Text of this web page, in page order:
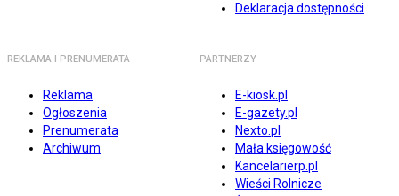
Deklaracja dostępności
REKLAMA I PRENUMERATA
Reklama
Ogłoszenia
Prenumerata
Archiwum
PARTNERZY
E-kiosk.pl
E-gazety.pl
Nexto.pl
Mała księgowość
Kancelarierp.pl
Wieści Rolnicze